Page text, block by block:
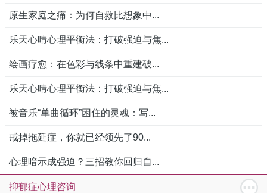
原生家庭之痛：为何自救比想象中...
乐天心晴心理平衡法：打破强迫与焦...
绘画疗愈：在色彩与线条中重建破...
乐天心晴心理平衡法：打破强迫与焦...
被音乐“单曲循环”困住的灵魂：写...
戒掉拖延症，你就已经领先了90...
心理暗示成强迫？三招教你回归自...
抑郁症心理咨询